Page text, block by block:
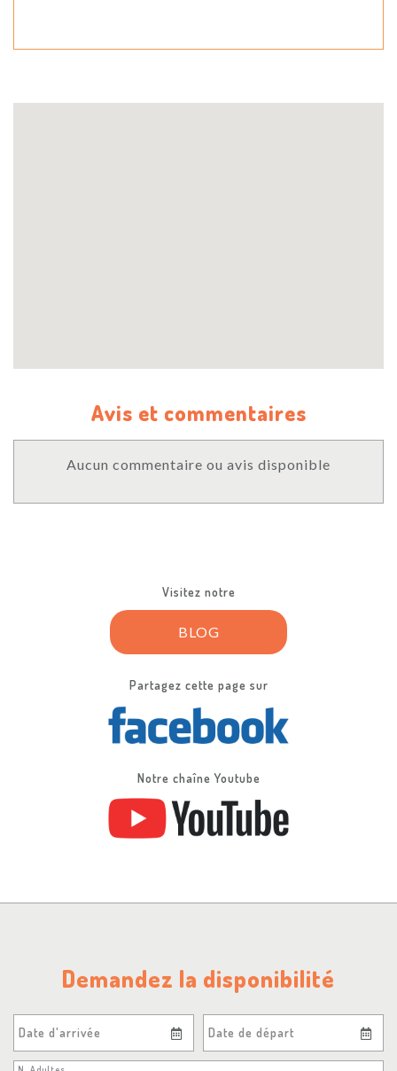
Avis et commentaires
Aucun commentaire ou avis disponible
Visitez notre
BLOG
Partagez cette page sur
Notre chaîne Youtube
Demandez la disponibilité
Date d'arrivée Date de départ